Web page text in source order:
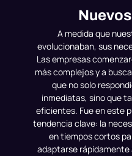
A medida que
evolucionaban, sus
Las empresas
más complejos y a
que no solo
inmediatas, sino que
eficientes. Fue en este
tendencia clave: la
en tiempos cortos
adaptarse rápidamente